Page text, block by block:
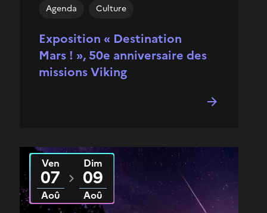
Exposition « Destination
Mars ! », 50e anniversaire des
missions Viking
Agenda Culture
Du
Ven
07
Aoû
2026 au
Dim
09
Aoû
2026